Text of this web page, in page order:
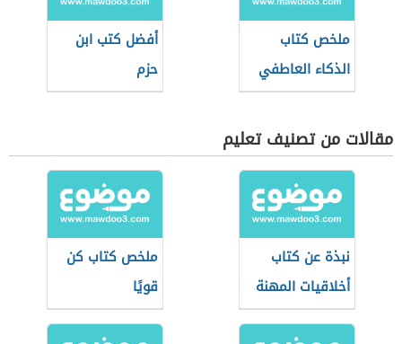
ملخص كتاب
الذكاء العاطفي
أفضل كتب ابن
حزم
مقالات من تصنيف تعليم
نبذة عن كتاب
أخلاقيات المهنة
في الإسلام
ملخص كتاب كن
قويًا